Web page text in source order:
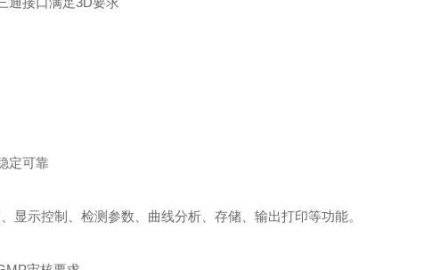
定可靠
显示控制、检测参数、曲线分析、存储、输出打印等功能。